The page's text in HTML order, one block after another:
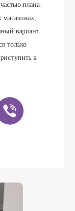
плана.
магазинах,
вариант.
только
к